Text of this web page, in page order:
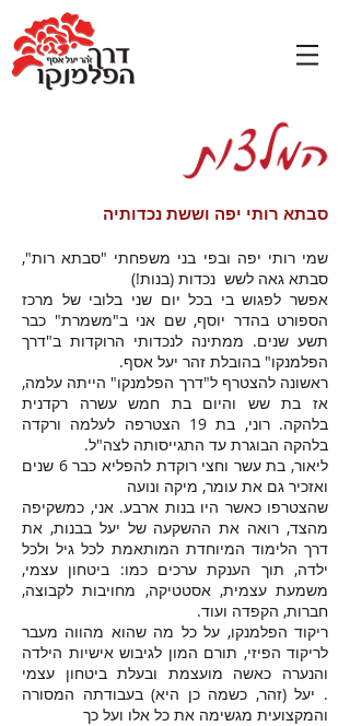
סבתא רותי יפה וששת נכדותיה
שמי רותי יפה ובפי בני משפחתי "סבתא רות",
סבתא גאה לשש נכדות (בנות!)
אפשר לפגוש בי בכל יום שני בלובי של מרכז
הספורט בהדר יוסף, שם אני ב"משמרת" כבר
תשע שנים. ממתינה לנכדותי הרוקדות ב"דרך
הפלמנקו" בהובלת זהר יעל אסף.
ראשונה להצטרף ל"דרך הפלמנקו" הייתה עלמה,
אז בת שש והיום בת חמש עשרה רקדנית
בלהקה. רוני, בת 19 הצטרפה לעלמה ורקדה
בלהקה הבוגרת עד התגייסותה לצה"ל.
ליאור, בת עשר וחצי רוקדת להפליא כבר 6 שנים
ואזכיר גם את עומר, מיקה ונועה
שהצטרפו כאשר היו בנות ארבע.אני, כמשקיפה
מהצד, רואה את ההשקעה של יעל בבנות, את
דרך הלימוד המיוחדת המותאמת לכל גיל ולכל
ילדה, תוך הענקת ערכים כמו: ביטחון עצמי,
משמעת עצמית, אסטטיקה, מחויבות לקבוצה,
חברות, הקפדה ועוד.
ריקוד הפלמנקו, על כל מה שהוא מהווה מעבר
לריקוד הפיזי, תורם המון לגיבוש אישיות הילדה
והנערה כאשה מועצמת ובעלת ביטחון עצמי
. יעל (זהר, כשמה כן היא) בעבודתה המסורה
והמקצועית מגשימה את כל אלו ועל כך